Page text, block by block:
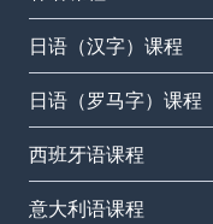
日语（汉字）课程
日语（罗马字）课程
西班牙语课程
意大利语课程